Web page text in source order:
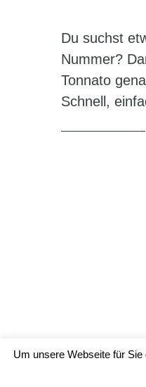
Du suchst
Nummer?
Tonnato
Schnell,
Um unsere Webseite für